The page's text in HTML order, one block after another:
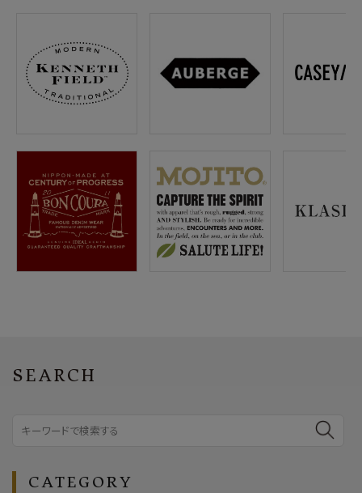
プライバシーポリシー
特定商取引法について
お問い合わせ
ACCOUNT MENU
ようこそ ゲスト 様
meeting_room ログイン 会員登録
SEARCH
CATEGORY